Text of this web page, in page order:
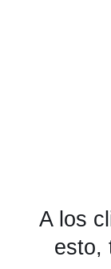
A los
esto,